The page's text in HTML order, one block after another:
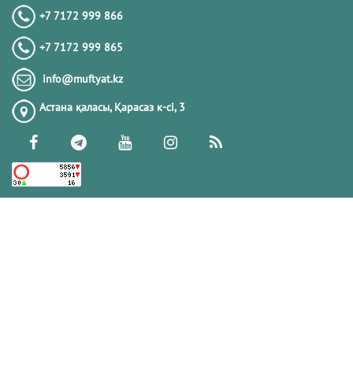
+7 7172 999 866
+7 7172 999 865
info@muftyat.kz
Астана қаласы, Қарасаз к-сi, 3